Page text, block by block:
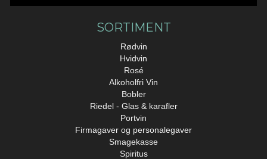
SORTIMENT
Rødvin
Hvidvin
Rosé
Alkoholfri Vin
Bobler
Riedel - Glas & karafler
Portvin
Firmagaver og personalegaver
Smagekasse
Spiritus